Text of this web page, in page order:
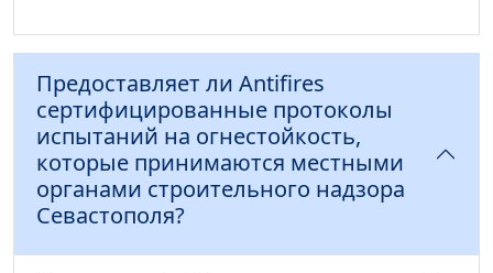
Предоставляет ли Antifires
сертифицированные протоколы
испытаний на огнестойкость,
которые принимаются местными
органами строительного надзора
Севастополя?